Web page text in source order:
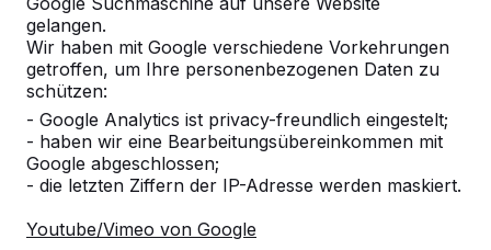
gelangen.
Wir haben mit Google verschiedene Vorkehrungen
getroffen, um Ihre personenbezogenen Daten zu
schützen:
- Google Analytics ist privacy-freundlich eingestelt;
- haben wir eine Bearbeitungsübereinkommen mit
Google abgeschlossen;
- die letzten Ziffern der IP-Adresse werden maskiert.
Youtube/Vimeo von Google
Zur Bestellung hinzufügen
Zum Angebot hinzufügen